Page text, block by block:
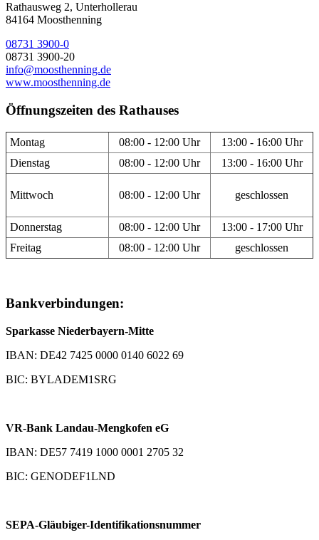
Rathausweg 2, Unterhollerau
84164 Moosthenning
08731 3900-0
08731 3900-20
info@moosthenning.de
www.moosthenning.de
Öffnungszeiten des Rathauses
Montag 08:00 - 12:00 Uhr
13:00 - 16:00 Uhr
Dienstag
08:00 - 12:00 Uhr 13:00 - 16:00 Uhr
Mittwoch 08:00 - 12:00 Uhr geschlossen
Donnerstag 08:00 - 12:00 Uhr
13:00 - 17:00 Uhr
Freitag
08:00 - 12:00 Uhr geschlossen
Bankverbindungen:
Sparkasse Niederbayern-Mitte
IBAN: DE42 7425 0000 0140 6022 69
BIC: BYLADEM1SRG
VR-Bank Landau-Mengkofen eG
IBAN: DE57 7419 1000 0001 2705 32
BIC: GENODEF1LND
SEPA-Gläubiger-Identifikationsnummer